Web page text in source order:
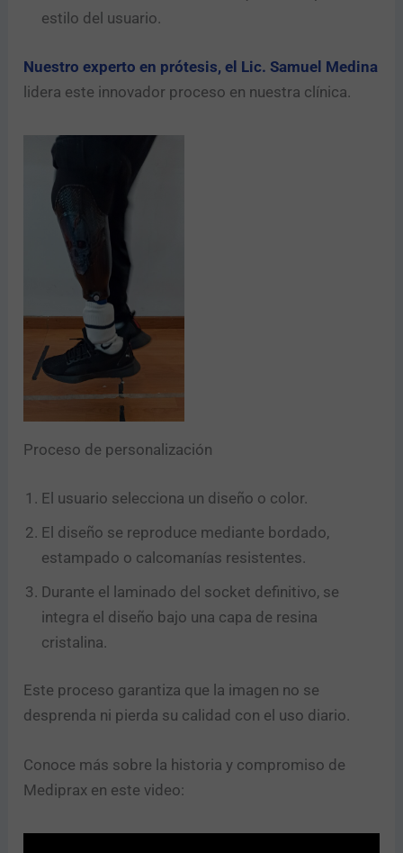
estilo del usuario.
Nuestro experto en prótesis, el Lic. Samuel Medina
lidera este innovador proceso en nuestra clínica.
Proceso de personalización
El usuario selecciona un diseño o color.
El diseño se reproduce mediante bordado,
estampado o calcomanías resistentes.
Durante el laminado del socket definitivo, se
integra el diseño bajo una capa de resina
cristalina.
Este proceso garantiza que la imagen no se
desprenda ni pierda su calidad con el uso diario.
Conoce más sobre la historia y compromiso de
Mediprax en este video: